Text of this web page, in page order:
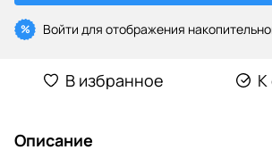
% Войти для отображения
В избранное К
Описание